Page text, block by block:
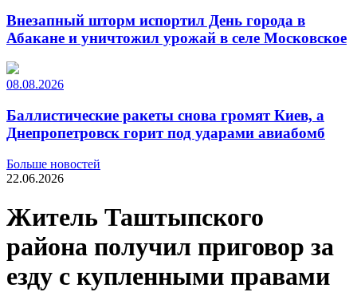
Внезапный шторм испортил День города в
Абакане и уничтожил урожай в селе Московское
08.08.2026
Баллистические ракеты снова громят Киев, а
Днепропетровск горит под ударами авиабомб
Больше новостей
22.06.2026
Житель Таштыпского
района получил приговор за
езду с купленными правами